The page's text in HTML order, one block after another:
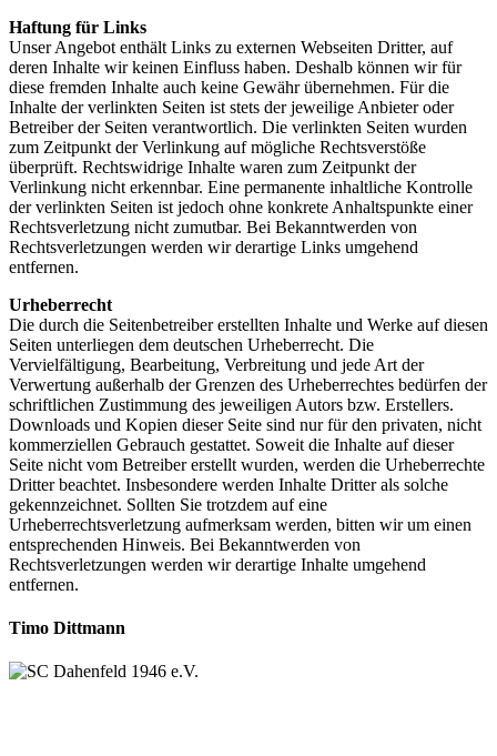
Haftung für Links
Unser Angebot enthält Links zu externen Webseiten Dritter, auf
deren Inhalte wir keinen Einfluss haben. Deshalb können wir für
diese fremden Inhalte auch keine Gewähr übernehmen. Für die
Inhalte der verlinkten Seiten ist stets der jeweilige Anbieter oder
Betreiber der Seiten verantwortlich. Die verlinkten Seiten wurden
zum Zeitpunkt der Verlinkung auf mögliche Rechtsverstöße
überprüft. Rechtswidrige Inhalte waren zum Zeitpunkt der
Verlinkung nicht erkennbar. Eine permanente inhaltliche Kontrolle
der verlinkten Seiten ist jedoch ohne konkrete Anhaltspunkte einer
Rechtsverletzung nicht zumutbar. Bei Bekanntwerden von
Rechtsverletzungen werden wir derartige Links umgehend
entfernen.
Urheberrecht
Die durch die Seitenbetreiber erstellten Inhalte und Werke auf diesen
Seiten unterliegen dem deutschen Urheberrecht. Die
Vervielfältigung, Bearbeitung, Verbreitung und jede Art der
Verwertung außerhalb der Grenzen des Urheberrechtes bedürfen der
schriftlichen Zustimmung des jeweiligen Autors bzw. Erstellers.
Downloads und Kopien dieser Seite sind nur für den privaten, nicht
kommerziellen Gebrauch gestattet. Soweit die Inhalte auf dieser
Seite nicht vom Betreiber erstellt wurden, werden die Urheberrechte
Dritter beachtet. Insbesondere werden Inhalte Dritter als solche
gekennzeichnet. Sollten Sie trotzdem auf eine
Urheberrechtsverletzung aufmerksam werden, bitten wir um einen
entsprechenden Hinweis. Bei Bekanntwerden von
Rechtsverletzungen werden wir derartige Inhalte umgehend
entfernen.
Timo Dittmann